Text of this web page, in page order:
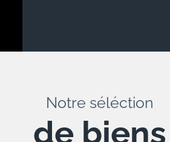
Notre séléction
de biens